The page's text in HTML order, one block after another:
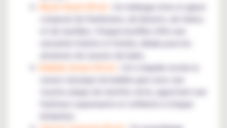
Blush Slush 50 ml :
Un mélange riche et glacé
composé de framboises, de bleuets, de mûres,
et de myrtilles. Chaque bouffée offre une
Bubble Green 50 ml :
Cet e-liquide recrée la
saveur classique du bubble gum avec une
touche unique de menthe verte, apportant une
fraîcheur surprenante et vivifiante à chaque